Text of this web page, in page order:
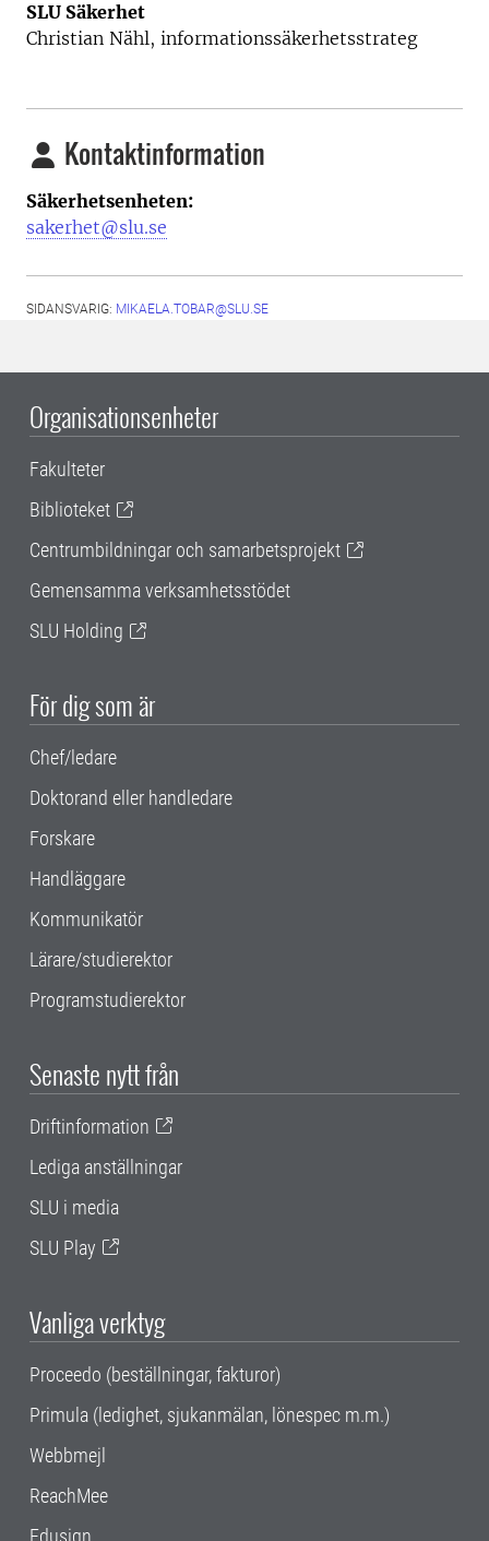
SLU Säkerhet
Christian Nähl, informationssäkerhetsstrateg
Kontaktinformation
Säkerhetsenheten:
sakerhet@slu.se
SIDANSVARIG: MIKAELA.TOBAR@SLU.SE
Organisationsenheter
Fakulteter
Biblioteket
Centrumbildningar och samarbetsprojekt
Gemensamma verksamhetsstödet
SLU Holding
För dig som är
Chef/ledare
Doktorand eller handledare
Forskare
Handläggare
Kommunikatör
Lärare/studierektor
Programstudierektor
Senaste nytt från
Driftinformation
Lediga anställningar
SLU i media
SLU Play
Vanliga verktyg
Proceedo (beställningar, fakturor)
Primula (ledighet, sjukanmälan, lönespec m.m.)
Webbmejl
ReachMee
Edusign